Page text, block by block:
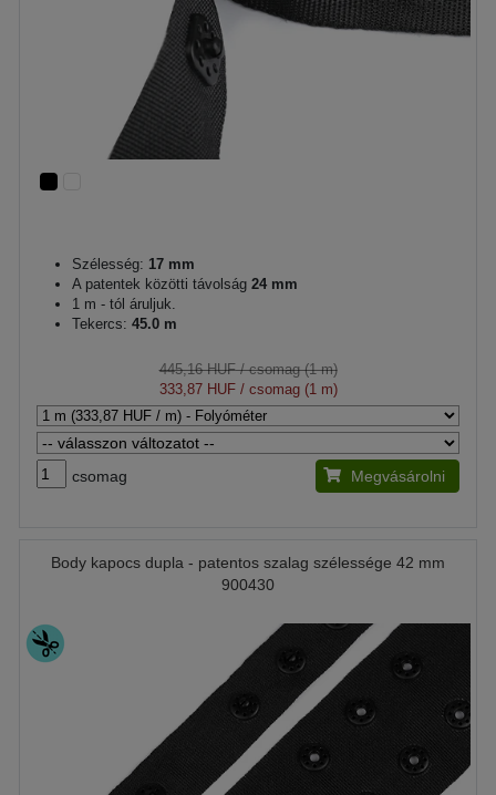
Szélesség: 17 mm
A patentek közötti távolság 24 mm
1 m - tól áruljuk.
Tekercs: 45.0 m
445,16 HUF/ csomag (1 m)
333,87 HUF/ csomag (1 m)
csomag Megvásárolni
Body kapocs dupla - patentos szalag szélessége 42 mm
900430